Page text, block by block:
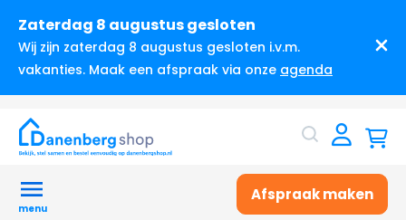
Zaterdag 8 augustus gesloten
Wij zijn zaterdag 8 augustus gesloten i.v.m.
vakanties. Maak een afspraak via onze agenda
menu
Afspraak maken